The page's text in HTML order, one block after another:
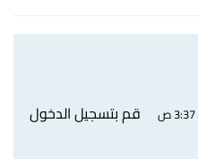
قم بتسجيل الدخول